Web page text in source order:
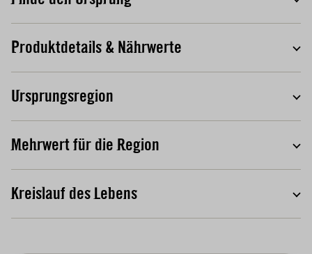
Produktdetails & Nährwerte
Ursprungsregion
Mehrwert für die Region
Kreislauf des Lebens